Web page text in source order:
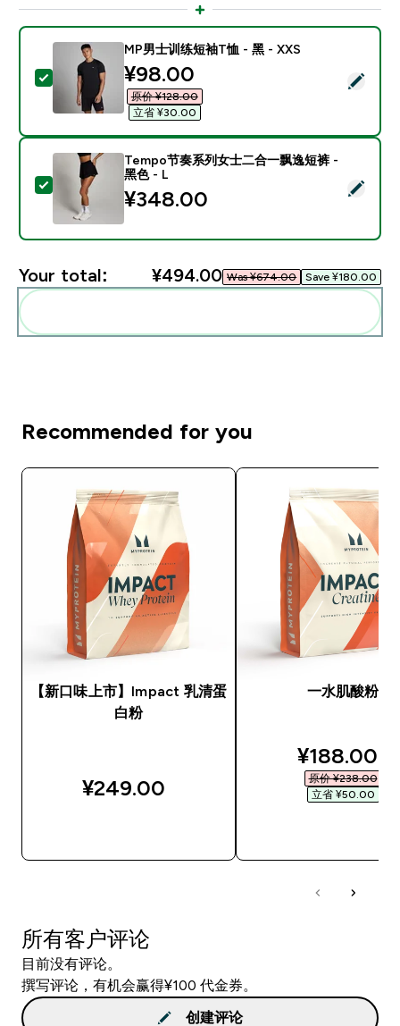
Select this product - MP男士训练短袖T恤 - 黑 - XXS
MP男士训练短袖T恤 - 黑 - XXS
discounted price
¥98.00‎
原价 ¥128.00‎
立省 ¥30.00‎
Select this product - Tempo节奏系列女士二合一飘逸
Tempo节奏系列女士二合一飘逸短裤 -
黑色 - L
¥348.00‎
Your total: ¥494.00‎ Was ¥674.00‎ Save ¥180.00‎
Recommended for you
【新口味上市】Impact 乳清蛋
白粉
¥249.00‎
一水肌酸粉
¥188.00‎
原价 ¥238.00‎
立省 ¥50.00‎
所有客户评论
目前没有评论。
撰写评论，有机会赢得¥100 代金券。
创建评论